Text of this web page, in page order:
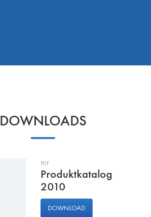
DOWNLOADS
PDF
Produktkatalog
2010
DOWNLOAD